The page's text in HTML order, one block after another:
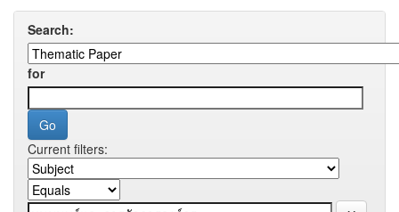
Search:
for
Current filters: